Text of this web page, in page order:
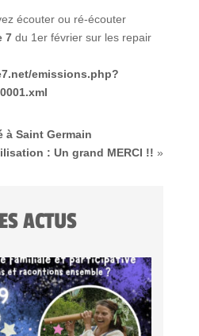
écouter ou ré-écouter
7du 1er février sur les repair
emissions.php?
à Saint Germain
: Un grand MERCI !! »
ACTUS